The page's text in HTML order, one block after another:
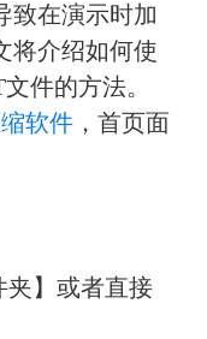
致在演示时加
将介绍如何使
件的方法。
软件，首页面
夹】或者直接